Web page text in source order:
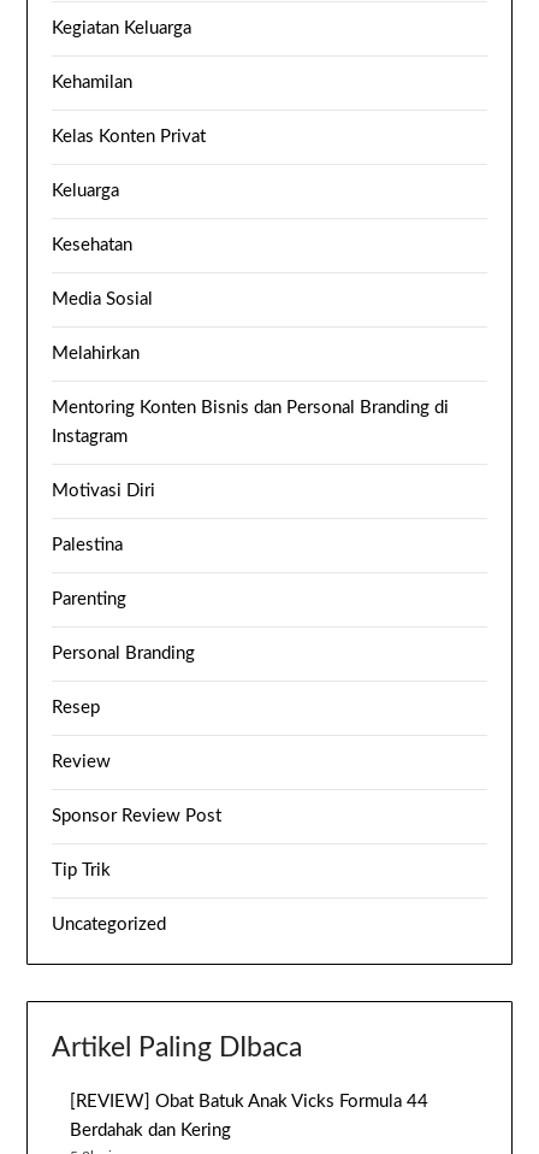
Kegiatan Keluarga
Kehamilan
Kelas Konten Privat
Keluarga
Kesehatan
Media Sosial
Melahirkan
Mentoring Konten Bisnis dan Personal Branding di
Instagram
Motivasi Diri
Palestina
Parenting
Personal Branding
Resep
Review
Sponsor Review Post
Tip Trik
Uncategorized
Artikel Paling DIbaca
[REVIEW] Obat Batuk Anak Vicks Formula 44
Berdahak dan Kering